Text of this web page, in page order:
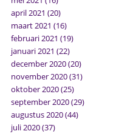
april 2021 (20)
maart 2021 (16)
februari 2021 (19)
januari 2021 (22)
december 2020(20)
november 2020(31)
oktober 2020(25)
september 2020(29)
augustus 2020(44)
juli 2020(37)